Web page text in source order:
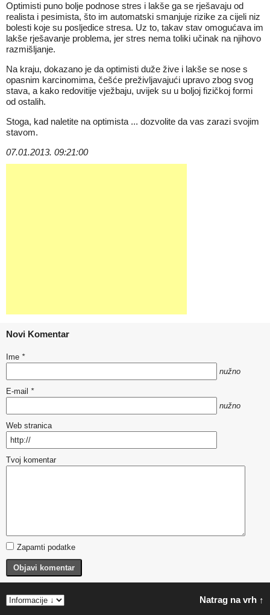
Optimisti puno bolje podnose stres i lakše ga se rješavaju od
realista i pesimista, što im automatski smanjuje rizike za cijeli niz
bolesti koje su posljedice stresa. Uz to, takav stav omogućava im
lakše rješavanje problema, jer stres nema toliki učinak na njihovo
razmišljanje.
Na kraju, dokazano je da optimisti duže žive i lakše se nose s
opasnim karcinomima, češće preživljavajući upravo zbog svog
stava, a kako redovitije vježbaju, uvijek su u boljoj fizičkoj formi
od ostalih.
Stoga, kad naletite na optimista ... dozvolite da vas zarazi svojim
stavom.
07.01.2013. 09:21:00
Novi Komentar
Ime *
nužno
E-mail *
nužno
Web stranica
Tvoj komentar
Zapamti podatke
Objavi komentar
Natrag na vrh ↑